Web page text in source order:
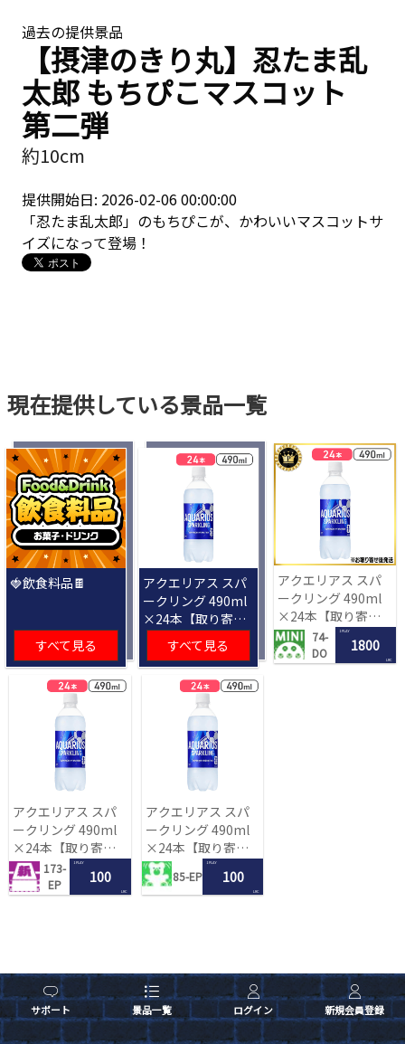
サポート 景品一覧 ログイン 新規会員登録
過去の提供景品
【摂津のきり丸】忍たま乱
太郎 もちぴこマスコット
第二弾
約10cm
提供開始日: 2026-02-06 00:00:00
「忍たま乱太郎」のもちぴこが、かわいいマスコットサ
イズになって登場！
現在提供している景品一覧
🍓飲食料品🍫
すべて見る
アクエリアス スパ
ークリング 490ml
×24本【取り寄せ
入荷後次第発送】
すべて見る
アクエリアス スパ
ークリング 490ml
×24本【取り寄せ
入荷後次第発送】
74-
DO
1 PLAY
1800
LRC
アクエリアス スパ
ークリング 490ml
×24本【取り寄せ
入荷後次第発送】
173-
EP
1 PLAY
100
LRC
アクエリアス スパ
ークリング 490ml
×24本【取り寄せ
入荷後次第発送】
85-EP
1 PLAY
100
LRC